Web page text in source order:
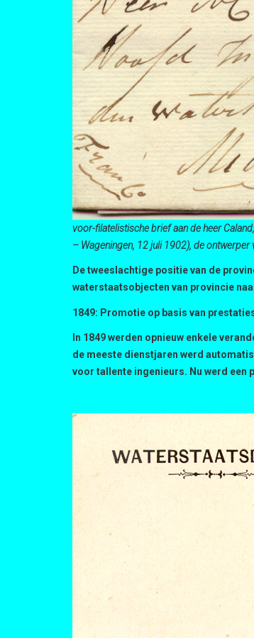
voor-filatelistische brief aan de heer
– Wageningen, 12 juli 1902), de
De tweeslachtige positie van de
waterstaatsobjecten van provincie
1849: Promotie op basis van
In 1849 werden opnieuw enkele
de meeste dienstjaren werd
voor tallente ingenieurs. Nu werd een